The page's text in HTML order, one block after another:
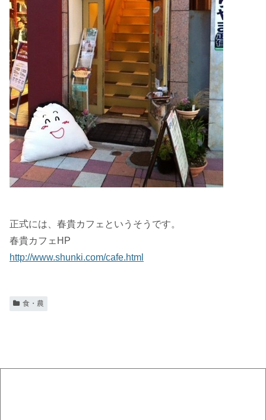
正式には、春貴カフェというそうです。
春貴カフェHP
http://www.shunki.com/cafe.html
食・農